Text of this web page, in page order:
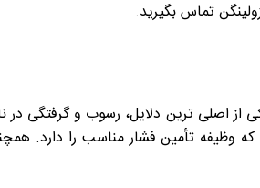
تماس بگیرید.
از اصلی ترین دلایل، رسوب و
تأمین فشار مناسب را دارد.